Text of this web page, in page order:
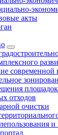
акты
современной
отходов
очистки
и